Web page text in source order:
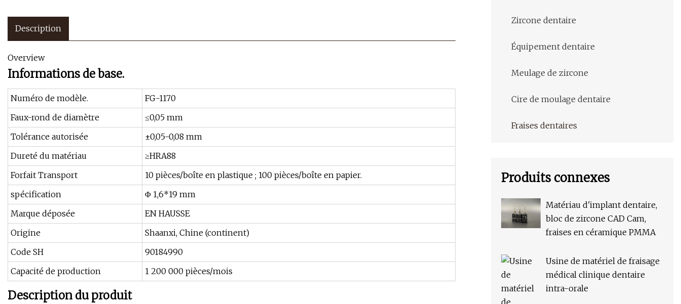
Description
Overview
Informations de base.
Numéro de modèle.
FG-1170
Faux-rond de diamètre
≤0,05 mm
Tolérance autorisée
±0,05-0,08 mm
Dureté du matériau
≥HRA88
Forfait Transport
10 pièces/boîte en plastique ; 100 pièces/boîte en papier.
spécification
Φ 1,6*19 mm
Marque déposée
EN HAUSSE
Origine
Shaanxi, Chine (continent)
Code SH
90184990
Capacité de production
1 200 000 pièces/mois
Description du produit
Zircone dentaire
Équipement dentaire
Meulage de zircone
Cire de moulage dentaire
Fraises dentaires
Produits connexes
Matériau d'implant dentaire,
bloc de zircone CAD Cam,
fraises en céramique PMMA
Usine de matériel de fraisage
médical clinique dentaire
intra-orale